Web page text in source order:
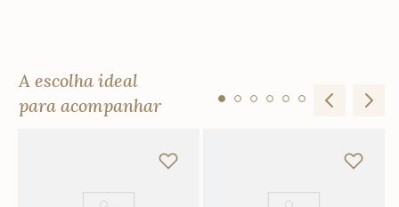
A escolha ideal
para acompanhar